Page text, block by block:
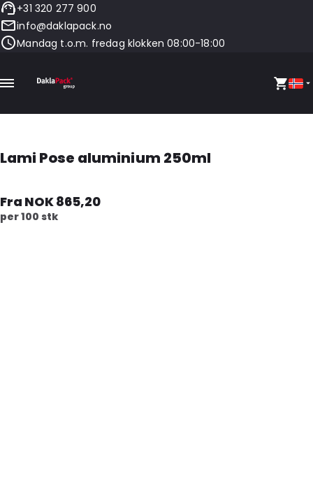
+31 320 277 900
info@daklapack.no
Mandag t.o.m. fredag klokken 08:00-18:00
Lami Pose aluminium 250ml
Fra NOK 865,20
per 100 stk